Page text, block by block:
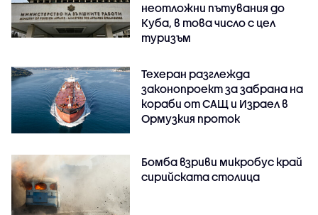
неотложни пътувания до
Куба, в това число с цел
туризъм
Техеран разглежда
законопроект за забрана на
кораби от САЩ и Израел в
Ормузкия проток
Бомба взриви микробус край
сирийската столица